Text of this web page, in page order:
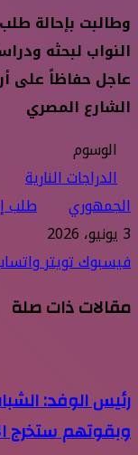
وطالبت بإحالة
النواب لبحثه
عاجل حفاظاً على
الشارع المصري
الوسوم
الدراجات النارية
الجمهوري
طلب
3 يونيو، 2026
فيسبوكتويتر
مقالات ذات صلة
رئيس الوفد:
وبقوتهم ستخرج